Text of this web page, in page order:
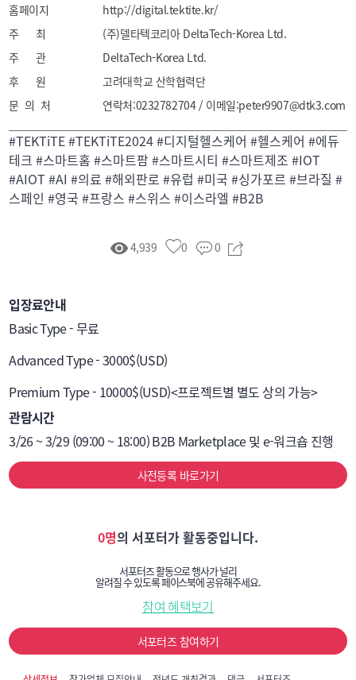
홈페이지
http://digital.tektite.kr/
주 최
(주)델타텍코리아 DeltaTech-Korea Ltd.
주 관
DeltaTech-Korea Ltd.
후 원
고려대학교 산학협력단
문 의 처
연락처:0232782704 / 이메일:peter9907@dtk3.com
#TEKTiTE #TEKTiTE2024 #디지털헬스케어 #헬스케어 #에듀
테크 #스마트홈 #스마트팜 #스마트시티 #스마트제조 #IOT
#AIOT #AI #의료 #해외판로 #유럽 #미국 #싱가포르 #브라질 #
스페인 #영국 #프랑스 #스위스 #이스라엘 #B2B
4,939 0 0
입장료안내
Basic Type - 무료
Advanced Type - 3000$(USD)
Premium Type - 10000$(USD)<프로젝트별 별도 상의 가능>
관람시간
3/26 ~ 3/29 (09:00 ~ 18:00) B2B Marketplace 및 e-워크숍 진행
사전등록 바로가기
0명의 서포터가 활동중입니다.
서포터즈 활동으로 행사가 널리
알려질 수 있도록 페이스북에 공유해주세요.
참여 혜택보기
서포터즈 참여하기